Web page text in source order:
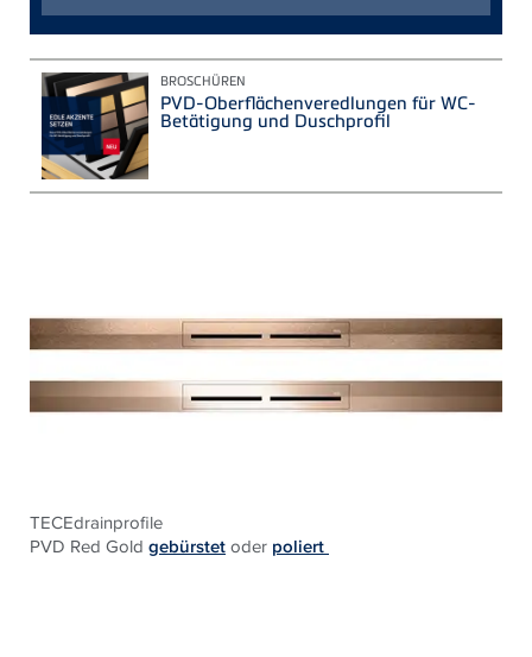
BROSCHÜREN
PVD-Oberflächenveredlungen für WC-
Betätigung und Duschprofil
TECEdrainprofile
PVD Red Gold gebürstetoder poliert